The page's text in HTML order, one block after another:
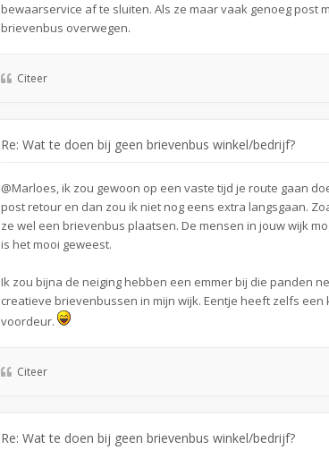
bewaarservice af te sluiten. Als ze maar vaak genoeg post
brievenbus overwegen.
Citeer
Re: Wat te doen bij geen brievenbus winkel/bedrijf?
@Marloes, ik zou gewoon op een vaste tijd je route gaan
post retour en dan zou ik niet nog eens extra langsgaan.
ze wel een brievenbus plaatsen. De mensen in jouw wijk
is het mooi geweest.
Ik zou bijna de neiging hebben een emmer bij die panden
creatieve brievenbussen in mijn wijk. Eentje heeft zelfs
voordeur.
Citeer
Re: Wat te doen bij geen brievenbus winkel/bedrijf?